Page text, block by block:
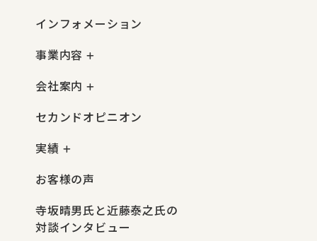
インフォメーション
事業内容
会社案内
セカンドオピニオン
実績
お客様の声
寺坂晴男氏と近藤泰之氏の
対談インタビュー